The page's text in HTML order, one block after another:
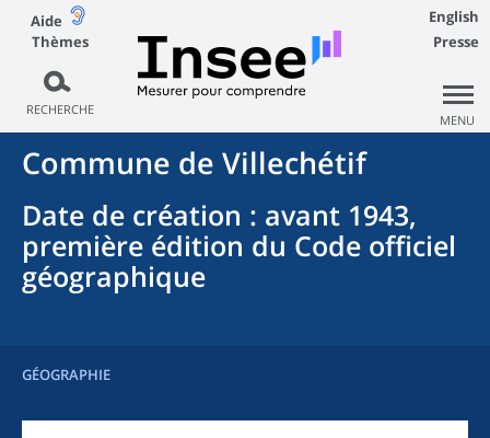
Aide
Thèmes
RECHERCHE
English
Presse
MENU
Commune de Villechétif
Date de création : avant 1943,
première édition du Code officiel
géographique
GÉOGRAPHIE